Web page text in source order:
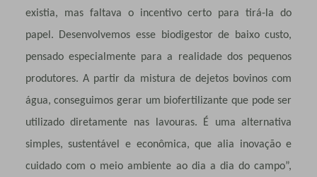
existia, mas faltava o incentivo certo para tirá-la do
papel. Desenvolvemos esse biodigestor de baixo custo,
pensado especialmente para a realidade dos pequenos
produtores. A partir da mistura de dejetos bovinos com
água, conseguimos gerar um biofertilizante que pode ser
utilizado diretamente nas lavouras. É uma alternativa
simples, sustentável e econômica, que alia inovação e
cuidado com o meio ambiente ao dia a dia do campo”,